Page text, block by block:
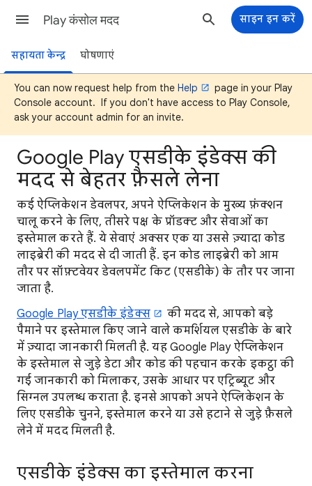
Play कंसोल मदद साइन इन करें
सहायता केन्द्र घोषणाएं
You can now request help from the Help
page in your Play
Console account. If you don't have access to Play Console,
ask your account admin for an invite.
Google Play एसडीके इंडेक्स की
मदद से बेहतर फ़ैसले लेना
कई ऐप्लिकेशन डेवलपर, अपने ऐप्लिकेशन के मुख्य फ़ंक्शन
चालू करने के लिए, तीसरे पक्ष के प्रॉडक्ट और सेवाओं का
इस्तेमाल करते हैं. ये सेवाएं अक्सर एक या उससे ज़्यादा कोड
लाइब्रेरी की मदद से दी जाती हैं. इन कोड लाइब्रेरी को आम
तौर पर सॉफ़्टवेयर डेवलपमेंट किट (एसडीके) के तौर पर जाना
जाता है.
Google Play एसडीके इंडेक्स
की मदद से, आपको बड़े
पैमाने पर इस्तेमाल किए जाने वाले कमर्शियल एसडीके के बारे
में ज़्यादा जानकारी मिलती है. यह Google Play ऐप्लिकेशन
के इस्तेमाल से जुड़े डेटा और कोड की पहचान करके इकट्ठा की
गई जानकारी को मिलाकर, उसके आधार पर एट्रिब्यूट और
सिग्नल उपलब्ध कराता है. इनसे आपको अपने ऐप्लिकेशन के
लिए एसडीके चुनने, इस्तेमाल करने या उसे हटाने से जुड़े फ़ैसले
लेने में मदद मिलती है.
एसडीके इंडेक्स का इस्तेमाल करना